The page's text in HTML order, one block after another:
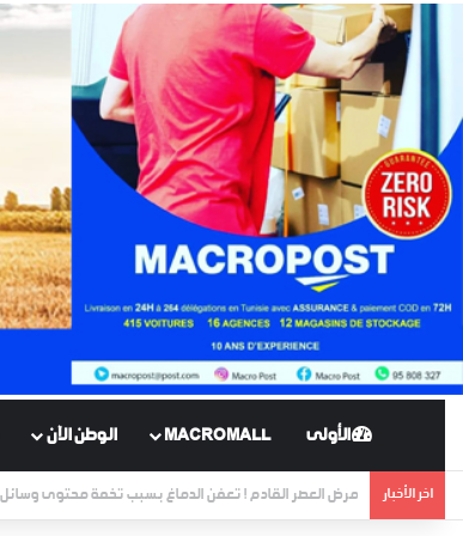
الأولى MACROMALL الوطن الآن
اخر الأخبار أقدم نهر في العالم يظهر لبضعة أيام منذ 400 مليون سنة !